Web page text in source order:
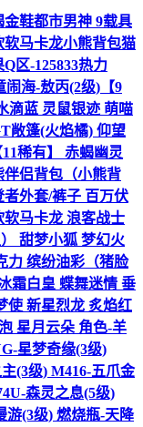
金鞋都市男神 9载具
软马卡龙小熊背包猫
区-125833热力
闹海-敖丙(2级)【9
滴蓝 灵鼠银迹 萌喵
敞篷(火焰橘) 仰望
稀有】 赤蝎幽灵
侣背包（小熊背
外套/裤子 百万伏
马卡龙 浪客战士
甜梦小狐 梦幻火
力 缤纷油彩（猪脸
霜白皇 蝶舞迷情 垂
使 新星烈龙 炙焰红
星月云朵 角色-羊
星梦奇缘(3级)
(3级) M416-五爪金
森灵之息(5级)
游(3级) 燃烧瓶-天降